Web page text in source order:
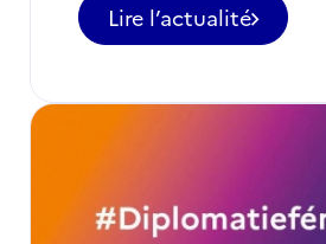
Lire l’actualité
-
Postes
à
technologique,
IA